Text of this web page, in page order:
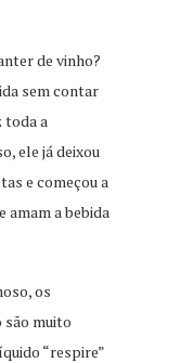
de vinho?
sem contar
toda a
ele já deixou
e começou a
amam a bebida
os
são muito
“respire”